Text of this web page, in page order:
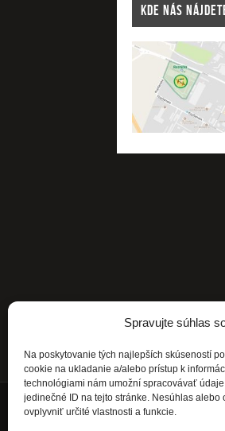
Spravujte súhlas
Na poskytovanie tých najlepších skúseností
cookie na ukladanie a/alebo prístup k
technológiami nám umožní spracovávať
jedinečné ID na tejto stránke. Nesúhlas
ovplyvniť určité vlastnosti a funkcie.
KDE NÁS